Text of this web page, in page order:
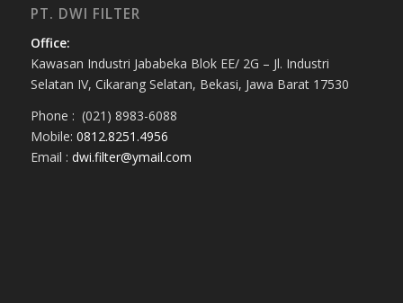
PT. DWI FILTER
Office:
Kawasan Industri Jababeka Blok EE/ 2G – Jl. Industri
Selatan IV, Cikarang Selatan, Bekasi, Jawa Barat 17530
Phone : (021) 8983-6088
Mobile: 0812.8251.4956
Email : dwi.filter@ymail.com